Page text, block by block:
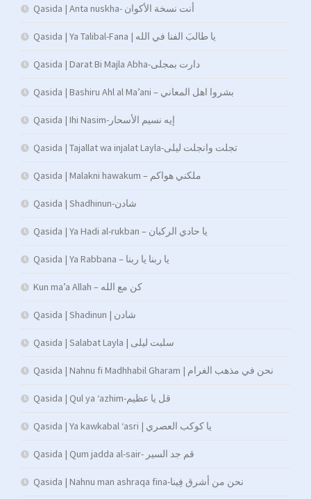
Qasida | Anta nuskha- أنت نسخة الأكوان
Qasida | Ya Talibal-Fana | يا طالبَ الفنا في الله
Qasida | Darat Bi Majla Abha-دارت بمجلى
Qasida | Bashiru Ahl al Ma’ani – بشروا اهل المعاني
Qasida | Ihi Nasim-إيه نسيم الأسحار
Qasida | Tajallat wa injalat Layla-تجلت وانجلت ليلى
Qasida | Malakni hawakum – ملكني هواكم
Qasida | Shadhinun-شادن
Qasida | Ya Hadi al-rukban – يا حادي الركبان
Qasida | Ya Rabbana – يا ربنا يا ربنا
Kun ma’a Allah – كن مع الله
Qasida | Shadinun | شادن
Qasida | Salabat Layla | سلبت ليلى
Qasida | Nahnu fi Madhhabil Gharam | نحن في مذهب الغرام
Qasida | Qul ya ‘azhim-قل يا عظيم
Qasida | Ya kawkabal ‘asri | يا كوكب العصري
Qasida | Qum jadda al-sair- قم جد السير
Qasida | Nahnu man ashraqa fina-نحن من أشرق فِينا